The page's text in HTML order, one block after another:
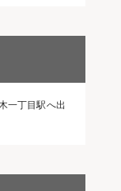
一丁目駅へ出